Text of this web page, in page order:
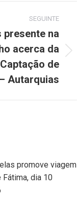
SEGUINTE
presente na
acerca da
de
Autarquias
promove viagem
Fátima, dia 10